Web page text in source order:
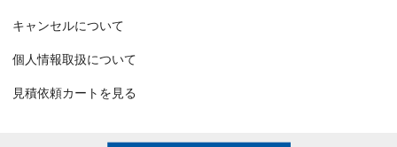
キャンセルについて
個人情報取扱について
見積依頼カートを見る